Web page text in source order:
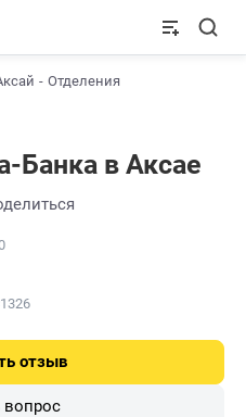
Отделения
Банкa в Аксае
отзыв
вопрос